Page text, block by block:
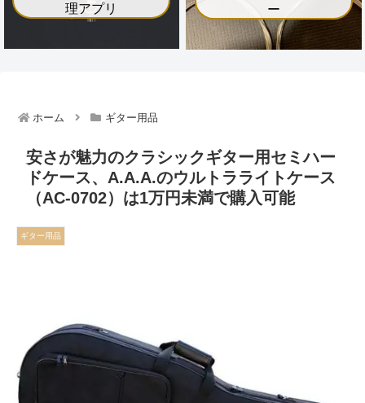
理アプリ
ー
ホーム ギター用品
安さが魅力のクラシックギター用セミハー
ドケース、A.A.A.のウルトラライトケース
（AC-0702）は1万円未満で購入可能
ギター用品